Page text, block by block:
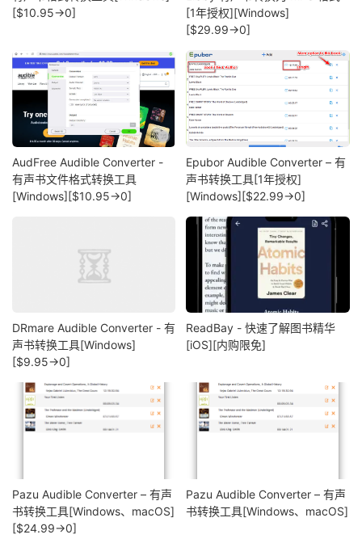
[$10.95→0]
[1年授权][Windows]
[$29.99→0]
AudFree Audible Converter -
有声书文件格式转换工具
[Windows][$10.95→0]
Epubor Audible Converter – 有
声书转换工具[1年授权]
[Windows][$22.99→0]
DRmare Audible Converter - 有
声书转换工具[Windows]
[$9.95→0]
ReadBay - 快速了解图书精华
[iOS][内购限免]
Pazu Audible Converter – 有声
书转换工具[Windows、macOS]
[$24.99→0]
Pazu Audible Converter – 有声
书转换工具[Windows、macOS]